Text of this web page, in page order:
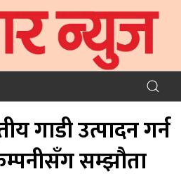
गाडी उत्पादन गर्न
सम्झौता